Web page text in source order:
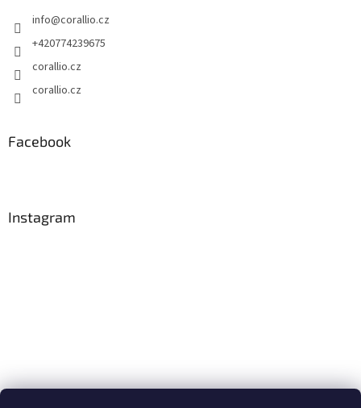
info@corallio.cz
+420774239675
corallio.cz
corallio.cz
Facebook
Instagram